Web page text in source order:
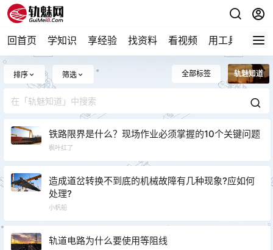
回首页 学知识 享经验 找资料 看视频 用工具 论技
排序 筛选 全部标签 轨魅知道
铁路限界是什么？现场作业必须掌握的10个关键问题
枫叶红了
造成道岔转换不到底的机械故障有几种现象?应如何
处理?
小帆船
轨道电路为什么要使用等阻线